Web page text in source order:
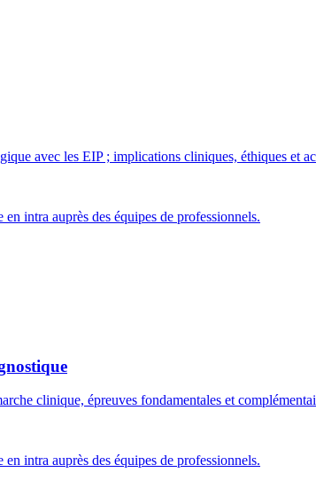
avec les EIP ; implications cliniques, éthiques et
intra auprès des équipes de professionnels.
clinique, épreuves fondamentales et
intra auprès des équipes de professionnels.